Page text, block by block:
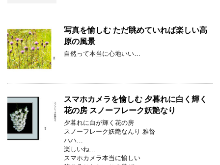
写真を愉しむ ただ眺めていれば楽しい高
原の風景
自然って本当に心地いい…
スマホカメラを愉しむ 夕暮れに白く輝く
花の房 スノーフレーク妖艶なり
夕暮れに白が輝く花の房
スノーフレーク妖艶なんり 雅督
ハハ…
楽しいね…
スマホカメラ本当に愉しい